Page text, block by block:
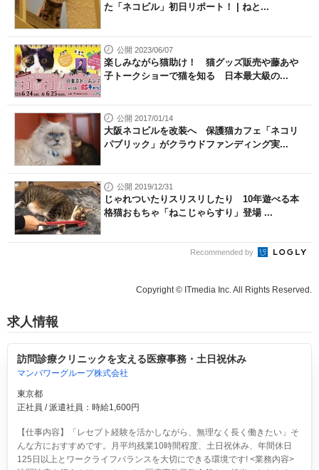
た「ネコビル」初日リポート！ | ねと...
公開 2023/06/07
楽しみながら猫助け！ 猫グッズ販売や藤あや
子トークショーで猫を知る 日本最大級の...
公開 2017/01/14
大阪ネコビルを改装へ 保護猫カフェ「ネコリ
パブリック」がクラウドファンディング実...
公開 2019/12/31
じゃれついたりスリスリしたり 10年遊べる本
格猫おもちゃ「ねこじゃらすり」登場 ...
Recommended by
Copyright © ITmedia Inc. All Rights Reserved.
求人情報
訪問診療クリニックを支える医療事務・土日祝休み
マンパワーグループ株式会社
東京都
正社員 / 派遣社員：時給1,600円
【仕事内容】「レセプト経験を活かしながら、無理なく長く働きたい」そ
んな方におすすめです。月平均残業10時間程度、土日祝休み、年間休日
125日以上とワークライフバランスを大切にできる環境です! <業務内容>